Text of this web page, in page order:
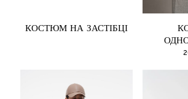
КОСТЮМ НА ЗАСТІБЦІ